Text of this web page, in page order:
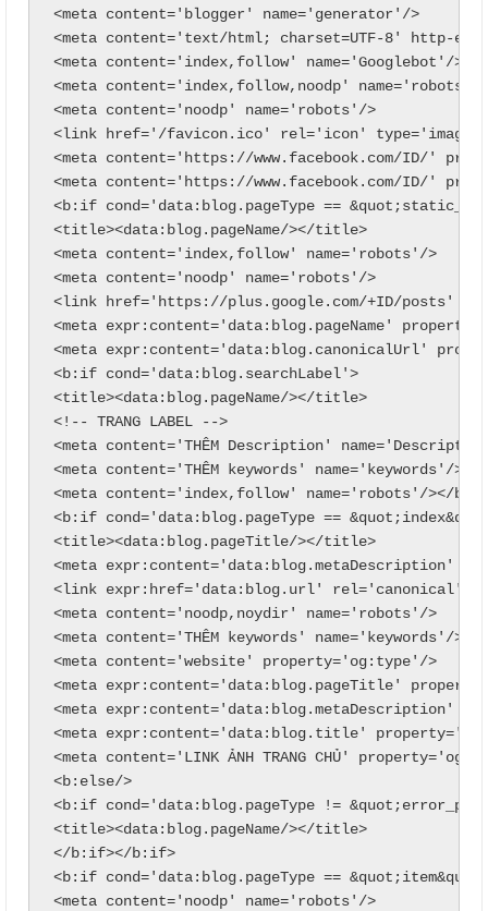
<meta content='blogger' name='generator'/>
<meta content='text/html; charset=UTF-8' http-
<meta content='index,follow' name='Googlebot'/>
<meta content='index,follow,noodp' name='robots'/
<meta content='noodp' name='robots'/>
<link href='/favicon.ico' rel='icon' type='image/
<meta content='https://www.facebook.com/ID/'
<meta content='https://www.facebook.com/ID/'
<b:if cond='data:blog.pageType ==
<title><data:blog.pageName/></title>
<meta content='index,follow' name='robots'/>
<meta content='noodp' name='robots'/>
<link href='https://plus.google.com/+ID/posts'
<meta expr:content='data:blog.pageName'
<meta expr:content='data:blog.canonicalUrl'
<b:if cond='data:blog.searchLabel'>
<title><data:blog.pageName/></title>
<!-- TRANG LABEL -->
<meta content='THÊM Description'
<meta content='THÊM keywords' name='keywords'/>
<meta content='index,follow' name='robots'/></
<b:if cond='data:blog.pageType ==
<title><data:blog.pageTitle/></title>
<meta expr:content='data:blog.metaDescription'
<link expr:href='data:blog.url' rel='canonical'/>
<meta content='noodp,noydir' name='robots'/>
<meta content='THÊM keywords' name='keywords'/>
<meta content='website' property='og:type'/>
<meta expr:content='data:blog.pageTitle'
<meta expr:content='data:blog.metaDescription'
<meta expr:content='data:blog.title'
<meta content='LINK ẢNH TRANG CHỦ'
<b:else/>
<b:if cond='data:blog.pageType !=
<title><data:blog.pageName/></title>
</b:if></b:if>
<b:if cond='data:blog.pageType ==
<meta content='noodp' name='robots'/>